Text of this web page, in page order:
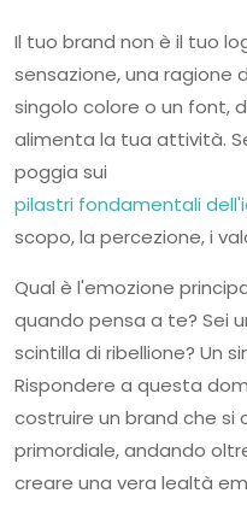
Il tuo brand non è il tuo
sensazione, una ragione
singolo colore o un font,
alimenta la tua attività.
poggia sui
pilastri fondamentali
scopo, la percezione, i
Qual è l'emozione
quando pensa a te? Sei
scintilla di ribellione? Un
Rispondere a questa
costruire un brand che si
primordiale, andando
creare una vera lealtà